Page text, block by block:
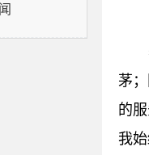
茅
的
我